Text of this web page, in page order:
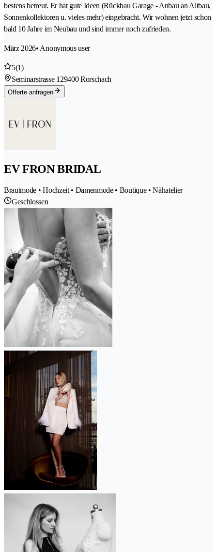
bestens betreut. Er hat gute Ideen (Rückbau Garage - Anbau an Altbau,
Sonnenkollektoren u. vieles mehr) eingebracht. Wir wohnen jetzt schon
bald 10 Jahre im Neubau und sind immer noch zufrieden.
März 2026• Anonymous user
5(1)
Seminarstrasse 129400 Rorschach
Offerte anfragen
EV FRON BRIDAL
Brautmode • Hochzeit • Damenmode • Boutique • Nähatelier
Geschlossen